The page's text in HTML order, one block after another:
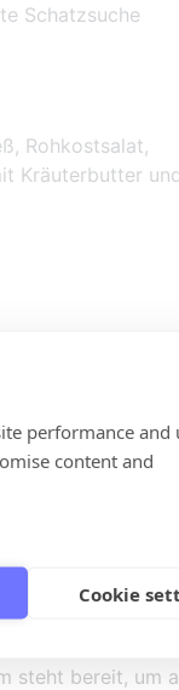
Schatzsuche
Rohkostsalat,
Kräuterbutter
erweitert
Sie Ihr
steht bereit, um
performance and
content and
Cookie